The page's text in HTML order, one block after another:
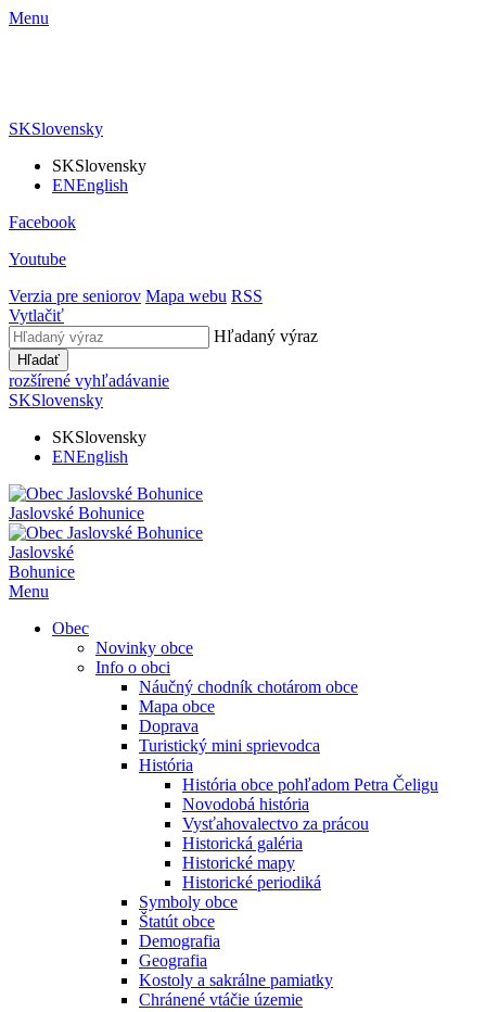
Menu
SKSlovensky
SKSlovensky
ENEnglish
Facebook
Youtube
Verzia pre seniorov Mapa webu RSS
Vytlačiť
Hľadaný výraz
Hľadať
rozšírené vyhľadávanie
SKSlovensky
SKSlovensky
ENEnglish
Jaslovské Bohunice
Jaslovské
Bohunice
Menu
Obec
Novinky obce
Info o obci
Náučný chodník chotárom obce
Mapa obce
Doprava
Turistický mini sprievodca
História
História obce pohľadom Petra Čeligu
Novodobá história
Vysťahovalectvo za prácou
Historická galéria
Historické mapy
Historické periodiká
Symboly obce
Štatút obce
Demografia
Geografia
Kostoly a sakrálne pamiatky
Chránené vtáčie územie